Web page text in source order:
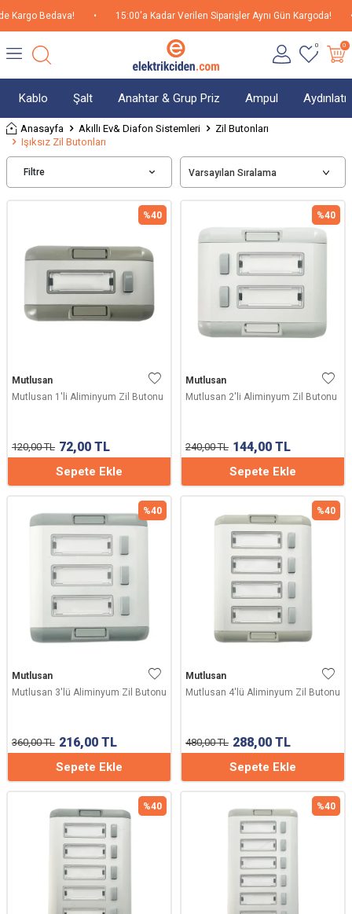
Bedava! 15:00'a Kadar Verilen Siparişler Aynı Gün Kargoda!
0 0
Kablo Şalt Anahtar & Grup Priz Ampul
Anasayfa Akıllı Ev& Diafon Sistemleri
Zil Butonları
Işıksız Zil Butonları
Filtre
%40
Mutlusan
Mutlusan 1'li Aliminyum Zil Butonu
120,00TL 72,00 TL
Sepete Ekle
%40
Mutlusan
Mutlusan 2'li Aliminyum Zil Butonu
240,00TL 144,00 TL
Sepete Ekle
%40
Mutlusan
Mutlusan 3'lü Aliminyum Zil Butonu
360,00TL 216,00 TL
Sepete Ekle
%40
Mutlusan
Mutlusan 4'lü Aliminyum Zil Butonu
480,00TL 288,00 TL
Sepete Ekle
%40 %40